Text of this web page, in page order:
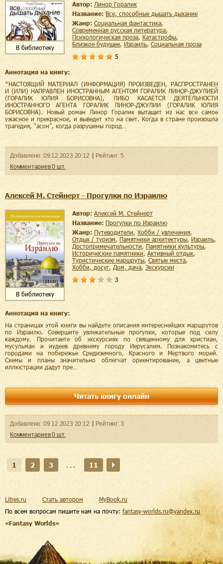
В библиотеку
Автор:
Линор Горалик
Название:
Все, способные дышать дыхание
Жанр:
социальная фантастика,
современная русская литература,
психологическая проза, катастрофы,
близкое будущее, Израиль,
социальная проза
5
Аннотация на книгу:
*НАСТОЯЩИЙ МАТЕРИАЛ (ИНФОРМАЦИЯ) ПРОИЗВЕДЕН, РАСПРОСТРАНЕН
И (ИЛИ) НАПРАВЛЕН ИНОСТРАННЫМ АГЕНТОМ ГОРАЛИК ЛИНОР-ДЖУЛИЕЙ
(ГОРАЛИК ЮЛИЯ БОРИСОВНА), ЛИБО КАСАЕТСЯ ДЕЯТЕЛЬНОСТИ
ИНОСТРАННОГО АГЕНТА ГОРАЛИК ЛИНОР-ДЖУЛИИ (ГОРАЛИК ЮЛИЯ
БОРИСОВНА). Новый роман Линор Горалик вытащит из нас все самое
ужасное и прекрасное, и выведет это на свет. Когда в стране произошла
трагедия, “асон”, когда разрушены город…
Добавленo: 09.12.2023 20:12 Рейтинг: 5
Комментариев0 шт.
Алексей М. Стейнерт - Прогулки по Израилю
В библиотеку
Автор:
Алексей М. Стейнерт
Название:
Прогулки по Израилю
Жанр:
путеводители, хобби / увлечения,
отдых / туризм, памятники архитектуры, Израиль,
достопримечательности, памятники культуры,
исторические памятники, активный отдых,
туристические маршруты, святые места,
хобби, досуг, дом, дача,
экскурсии
3
Аннотация на книгу:
На страницах этой книги вы найдете описания интереснейших маршрутов
по Израилю. Совершите увлекательные прогулки, которые под силу
каждому. Прочитаете об экскурсиях по священному для христиан,
мусульман и иудеев древнему городу Иерусалим. Познакомитесь с
городами на побережье Средиземного, Красного и Мертвого морей.
Схемы и планы значительно облегчат ориентирование, а цветные
иллюстрации дадут пре…
Читать книгу онлайн
Добавленo: 09.12.2023 20:12 Рейтинг: 3
Комментариев0 шт.
1 2 3 ... 11
По всем вопросам пишите нам на почту: fantasy-worlds.ru@yandex.ru
«Fantasy Worlds»
Litres.ru Стать автором MyBook.ru